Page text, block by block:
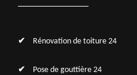
Rénovation de toiture 24
Pose de gouttière 24